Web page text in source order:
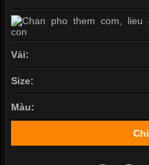
Vải:
Size:
Màu: